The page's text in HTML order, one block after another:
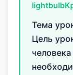
lightbulb
Тема
Цель